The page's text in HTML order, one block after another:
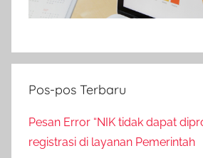
Pos-pos Terbaru
Pesan Error “NIK tidak dapat
registrasi di layanan Pemerintah